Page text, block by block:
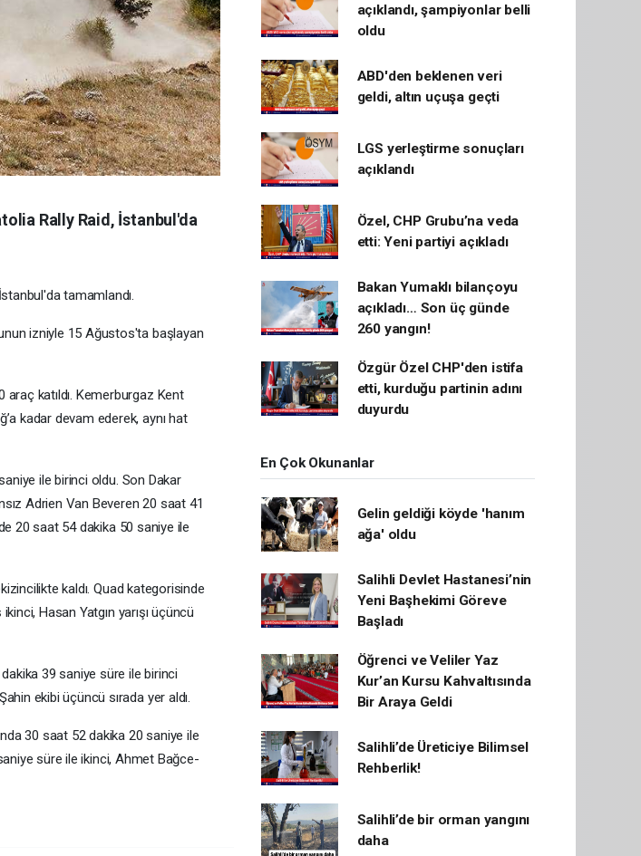
Rally Raid, İstanbul'da
tamamlandı.
izniyle 15 Ağustos'ta başlayan
katıldı. Kemerburgaz Kent
kadar devam ederek, aynı hat
ile birinci oldu. Son Dakar
Adrien Van Beveren 20 saat 41
20 saat 54 dakika 50 saniye ile
kaldı. Quad kategorisinde
Hasan Yatgın yarışı üçüncü
39 saniye süre ile birinci
ekibi üçüncü sırada yer aldı.
30 saat 52 dakika 20 saniye ile
süre ile ikinci, Ahmet Bağce-
açıklandı, şampiyonlar belli
oldu
ABD'den beklenen veri
geldi, altın uçuşa geçti
LGS yerleştirme sonuçları
açıklandı
Özel, CHP Grubu’na veda
etti: Yeni partiyi açıkladı
Bakan Yumaklı bilançoyu
açıkladı… Son üç günde
260 yangın!
Özgür Özel CHP'den istifa
etti, kurduğu partinin adını
duyurdu
En Çok Okunanlar
Gelin geldiği köyde 'hanım
ağa' oldu
Salihli Devlet Hastanesi’nin
Yeni Başhekimi Göreve
Başladı
Öğrenci ve Veliler Yaz
Kur’an Kursu Kahvaltısında
Bir Araya Geldi
Salihli’de Üreticiye Bilimsel
Rehberlik!
Salihli’de bir orman yangını
daha